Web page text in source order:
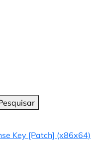
é: R$ 1.239,00.
Key [Patch] (x86x64)